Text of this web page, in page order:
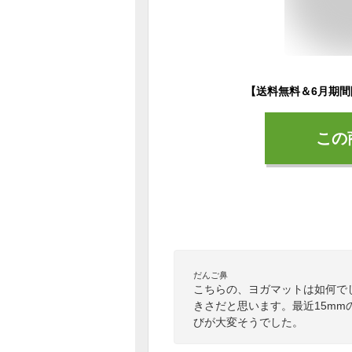
こ
だんご鼻
こちらの、ヨガマットは如何
きさだと思います。最近15mm
びが大変そうでした。